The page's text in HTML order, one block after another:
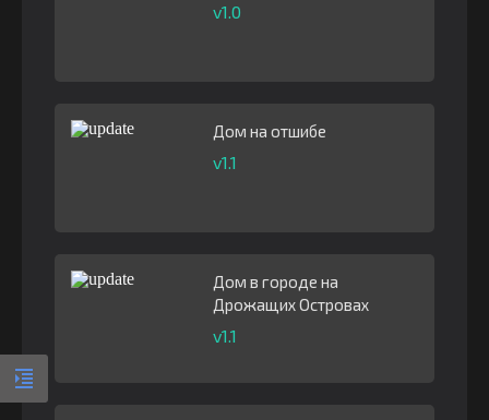
v1.0
Дом на отшибе
v1.1
Дом в городе на
Дрожащих Островах
v1.1